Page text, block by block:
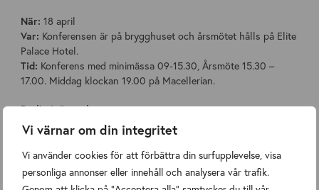
Vi värnar om din integritet
Vi använder cookies för att förbättra din surfupplevelse, visa
personliga annonser eller innehåll och analysera vår trafik.
När: 18 april
Var: Konferensen är på brygghuset och årsmötet hålls på Elite
Palace Hotel.
Tid: Konferens med minimässa 09-15.30, Årsmöte 15.30 –
17.00. Middag klockan 19.00 på Macellerian.
Preliminärt schema:
09.00 – 15.30 Program kommer inom kort på
recyclingdagen.se
15.30 – 17.00 Svenska Järn Årsmöte
19.00 – Sent 3-rätters middag på Macellerian.